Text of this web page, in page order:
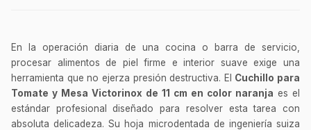
En la operación diaria de una cocina o barra de servicio,
procesar alimentos de piel firme e interior suave exige una
herramienta que no ejerza presión destructiva. El Cuchillo para
Tomate y Mesa Victorinox de 11 cm en color naranja es el
estándar profesional diseñado para resolver esta tarea con
absoluta delicadeza. Su hoja microdentada de ingeniería suiza